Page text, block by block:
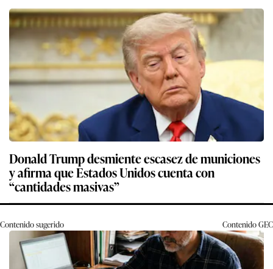
Donald Trump desmiente escasez de municiones
y afirma que Estados Unidos cuenta con
“cantidades masivas”
Contenido sugerido ContenidoGEC